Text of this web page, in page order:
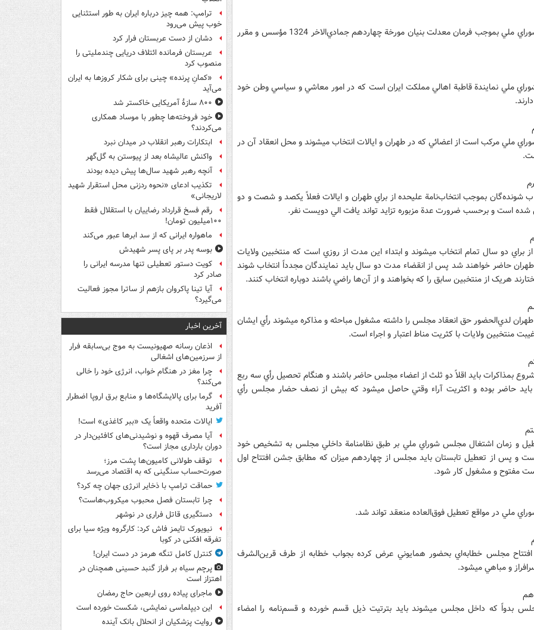
مجلس شوراي ملي بموجب فرمان معدلت بنيان مورخة چهاردهم جمادي‌الاخر 1324 مؤسس و مقرر
ملي نمايندة قاطبة اهالي مملکت ايران است که در امور معاشي و سياسي وطن خود
ملي مرکب است از اعضائي که در طهران و ايالات انتخاب ميشوند و محل انعقاد آن در
شونده‌گان بموجب انتخاب‌نامة عليحده از براي طهران و ايالات فعلاً يکصد و شصت و دو
شده است و برحسب ضرورت عدة مزبوره تزايد تواند يافت الي دويست نفر.
براي دو سال تمام انتخاب ميشوند و ابتداء اين مدت از روزي است که منتخبين ولايات
طهران حاضر خواهند شد پس از انقضاء مدت دو سال بايد نمايندگان مجدداً انتخاب شوند
هريک از منتخبين سابق را که بخواهند و از آن‌ها راضي باشند دوباره انتخاب کنند.
لدي‌الحضور حق انعقاد مجلس را داشته مشغول مباحثه و مذاکره ميشوند رأي ايشان
منتخبين ولايات با کثريت مناط اعتبار و اجراء است.
بمذاکرات بايد اقلاً دو ثلث از اعضاء مجلس حاضر باشند و هنگام تحصيل رأي سه ربع
بايد حاضر بوده و اکثريت آراء وقتي حاصل ميشود که بيش از نصف حضار مجلس رأي
و زمان اشتغال مجلس شوراي ملي بر طبق نظامنامة داخلي مجلس به تشخيص خود
و پس از تعطيل تابستان بايد مجلس از چهاردهم ميزان که مطابق جشن افتتاح اول
مفتوح و مشغول کار شود.
ملي در مواقع تعطيل فوق‌العاده منعقد تواند شد.
مجلس خطابه‌اي بحضور همايوني عرض کرده بجواب خطابه از طرف قرين‌الشرف
و مباهي ميشود.
بدواً که داخل مجلس ميشوند بايد بترتيت ذيل قسم خورده و قسم‌نامه را امضاء
ترامپ: همه چیز درباره ایران به طور استثنایی
خوب پیش می‌رود
دشان از دست عربستان فرار کرد
عربستان فرمانده ائتلاف دریایی چندملیتی را
منصوب کرد
«کمانِ پرنده» چینی برای شکار کروزها به ایران
می‌آید
۸۰۰ سازۀ آمریکایی خاکستر شد
خود فروخته‌ها چطور با موساد همکاری
می‌کردند؟
ابتکارات رهبر انقلاب در میدان نبرد
واکنش عالیشاه بعد از پیوستن به گل‌گهر
آنچه رهبر شهید سال‌ها پیش دیده بودند
تکذیب ادعای «نحوه ردزنی محل استقرار شهید
لاریجانی»
رقم فسخ قرارداد رضاییان با استقلال فقط
۱۰۰میلیون تومان!
ماهواره ایرانی که از سد ابرها عبور می‌کند
بوسه‌ پدر بر پای پسر شهیدش
کویت دستور تعطیلی تنها مدرسه ایرانی را
صادر کرد
آیا تینا پاکروان بازهم از ساترا مجوز فعالیت
می‌گیرد؟
آخرین اخبار
اذعان رسانه صهیونیست به موج بی‌سابقه فرار
از سرزمین‌های اشغالی
چرا مغز در هنگام خواب، انرژی خود را خالی
می‌کند؟
گرما برای پالایشگاه‌ها و منابع برق اروپا اضطرار
آفرید
ایالات متحده واقعاً یک «ببر کاغذی» است!
آیا مصرف قهوه و نوشیدنی‌های کافئین‌دار در
دوران بارداری مجاز است؟
توقف طولانی کامیون‌ها پشت مرز؛
صورت‌حساب سنگینی که به اقتصاد می‌رسد
حماقت ترامپ با ذخایر انرژی جهان چه کرد؟
چرا تابستان فصل محبوب میکروب‌هاست؟
دستگیری قاتل فراری در نوشهر
نیویورک تایمز فاش کرد: کارگروه ویژه سیا برای
تفرقه افکنی در کوبا
کنترل کامل تنگه هرمز در دست ایران!
پرچم سیاه بر فراز گنبد حسینی همچنان در
اهتزاز است
ماجرای پیاده روی اربعین حاج رمضان
این دیپلماسی نمایشی، شکست خورده است
روایت پزشکیان از انحلال بانک آینده